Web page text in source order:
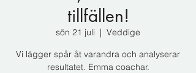
tillfällen!
sön 21 juli
  |
Veddige
Vi lägger spår åt varandra och analyserar
resultatet. Emma coachar.